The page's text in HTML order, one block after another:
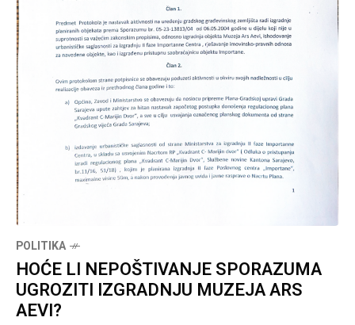
POLITIKA
HOĆE LI NEPOŠTIVANJE SPORAZUMA
UGROZITI IZGRADNJU MUZEJA ARS
AEVI?